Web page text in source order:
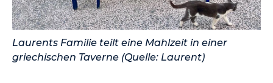
Laurents Familie teilt eine Mahlzeit in einer
griechischen Taverne (Quelle: Laurent)